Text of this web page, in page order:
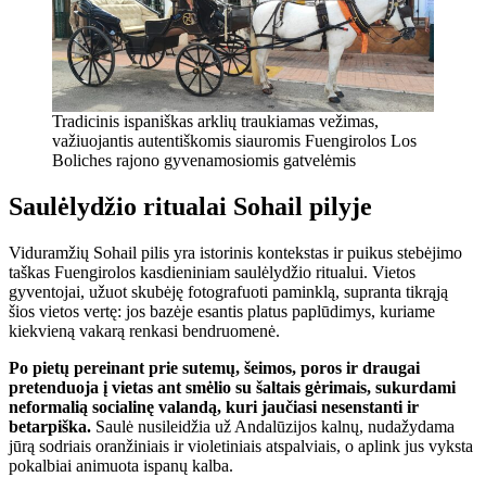
Tradicinis ispaniškas arklių traukiamas vežimas,
važiuojantis autentiškomis siauromis Fuengirolos Los
Boliches rajono gyvenamosiomis gatvelėmis
Saulėlydžio ritualai Sohail pilyje
Viduramžių Sohail pilis yra istorinis kontekstas ir puikus stebėjimo
taškas Fuengirolos kasdieniniam saulėlydžio ritualui. Vietos
gyventojai, užuot skubėję fotografuoti paminklą, supranta tikrąją
šios vietos vertę: jos bazėje esantis platus paplūdimys, kuriame
kiekvieną vakarą renkasi bendruomenė.
Po pietų pereinant prie sutemų, šeimos, poros ir draugai
pretenduoja į vietas ant smėlio su šaltais gėrimais, sukurdami
neformalią socialinę valandą, kuri jaučiasi nesenstanti ir
betarpiška. Saulė nusileidžia už Andalūzijos kalnų, nudažydama
jūrą sodriais oranžiniais ir violetiniais atspalviais, o aplink jus vyksta
pokalbiai animuota ispanų kalba.